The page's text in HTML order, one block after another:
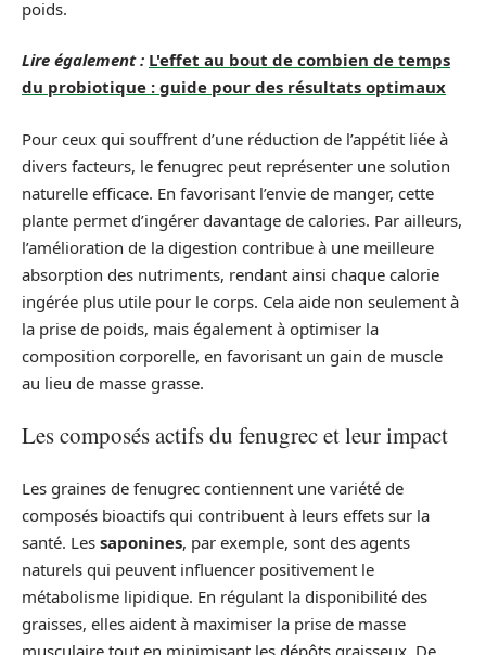
poids.
Lire également : L'effet au bout de combien de temps
du probiotique : guide pour des résultats optimaux
Pour ceux qui souffrent d’une réduction de l’appétit liée à
divers facteurs, le fenugrec peut représenter une solution
naturelle efficace. En favorisant l’envie de manger, cette
plante permet d’ingérer davantage de calories. Par ailleurs,
l’amélioration de la digestion contribue à une meilleure
absorption des nutriments, rendant ainsi chaque calorie
ingérée plus utile pour le corps. Cela aide non seulement à
la prise de poids, mais également à optimiser la
composition corporelle, en favorisant un gain de muscle
au lieu de masse grasse.
Les composés actifs du fenugrec et leur impact
Les graines de fenugrec contiennent une variété de
composés bioactifs qui contribuent à leurs effets sur la
santé. Les saponines, par exemple, sont des agents
naturels qui peuvent influencer positivement le
métabolisme lipidique. En régulant la disponibilité des
graisses, elles aident à maximiser la prise de masse
musculaire tout en minimisant les dépôts graisseux. De